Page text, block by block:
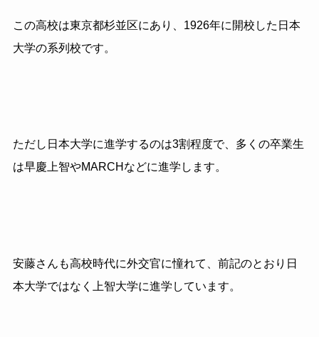
この高校は東京都杉並区にあり、 1926年に開校した日本
大学の系列校です。
ただし日本大学に進学するのは3割程度で、多くの卒業生
は早慶上智やMARCH などに進学します。
安藤さんも高校時代に外交官に憧れて、前記のとおり日
本大学ではなく上智大学に進学しています。